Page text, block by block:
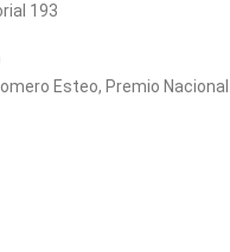
193
Esteo, Premio